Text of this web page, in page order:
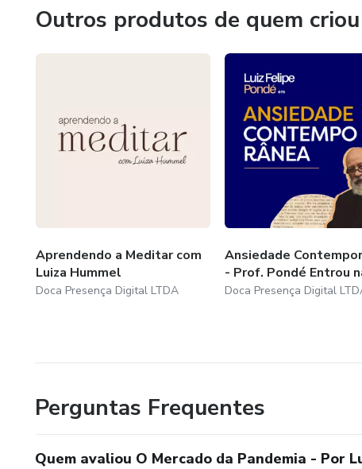
Outros produtos de quem
Aprendendo a Meditar com
Luiza Hummel
Doca Presença Digital LTDA
Ansiedade
- Prof. Pondé Entrou
Doca Presença Digital
Perguntas Frequentes
Quem avaliou O Mercado da Pandemia - Por